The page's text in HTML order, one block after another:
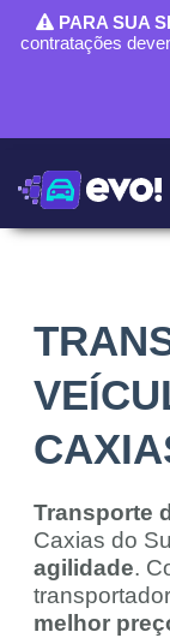
PARA SUA
contratações
Transporte
Caxias do
agilidade.
melhor